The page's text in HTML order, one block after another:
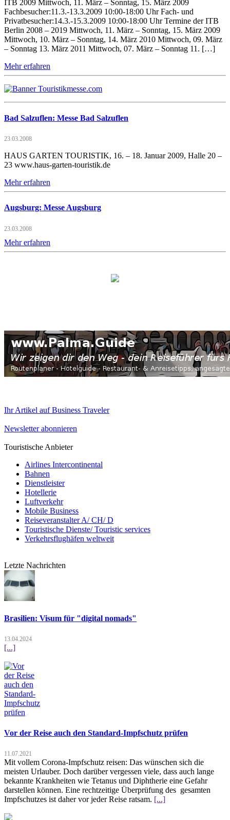
ITB 2009 Mittwoch, 11. März – Sonntag, 15. März 2009
Fachbesucher:11.3.-13.3.2009 10:00-18:00 Uhr Fach- und
Privatbesucher:14.3.-15.3.2009 10:00-18:00 Uhr Termine der ITB
Berlin 2008 – 2019 Mittwoch, 11. März – Sonntag, 15. März 2009
Mittwoch, 10. März – Sonntag, 14. März 2010 Mittwoch, 09. März
– Sonntag 13. März 2011 Mittwoch, 07. März – Sonntag 11. […]
Mehr erfahren
Bad Salzuflen: Messe Bad Salzuflen
23.03.2008
HAUS GARTEN TOURISTIK, 16. – 18. Januar 2009, Halle 20 –
23 www.haus-garten-touristik.de
Mehr erfahren
Augsburg: Messe Augsburg
23.03.2008
Mehr erfahren
Ihr Artikel auf Business Traveler
Newsletter abonnieren
Touristische Anbieter
Airlines Intercontinental
Bahnen
Dienstleister
Hotellerie
Luftverkehr
Mobile Business
Reiseveranstalter A/ CH/ D
Touristische Dienste/ Touristic services
Verkehrsflughäfen weltweit
Letzte Nachrichten
Brasilien: Visum für "digital nomads"
13.04.2024
[...]
Vor der Reise auch den Standard-Impfschutz prüfen
11.07.2021
Mit vollem Corona-Impfschutz reisen: Das wünschen sich die
meisten Urlauber. Doch darüber vergessen viele, dass auch lange
bekannte Krankheiten wie Tetanus und Diphtherie eine Gefahr
darstellen können. Eine rechtzeitige Überprüfung des gesamten
Impfschutzes ist daher vor jeder Reise ratsam. [...]